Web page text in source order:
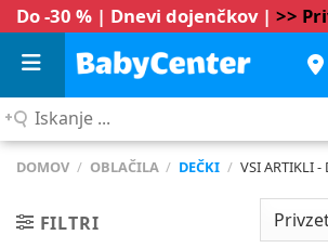
Do -30 % | Dnevi dojenčkov | >>
Iskanje
DOMOV / OBLAČILA / DEČKI / VSI ARTIKLI -
FILTRI